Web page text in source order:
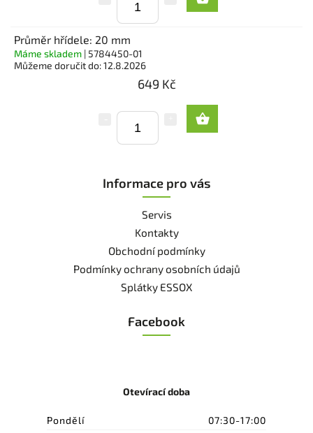
Průměr hřídele: 20 mm
Máme skladem | 5784450-01
Můžeme doručit do:12.8.2026
649 Kč
Informace pro vás
Servis
Kontakty
Obchodní podmínky
Podmínky ochrany osobních údajů
Splátky ESSOX
Facebook
Otevírací doba
Pondělí
07:30-17:00